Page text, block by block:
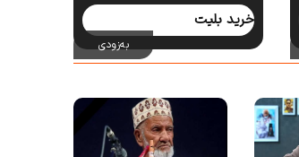
خرید بلیت
به‌زودی